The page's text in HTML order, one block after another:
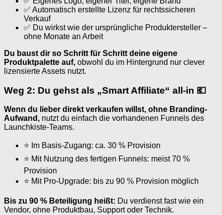
✅ Automatisch erstellte Lizenz für rechtssicheren
Verkauf
✅ Du wirkst wie der ursprüngliche Produktersteller –
ohne Monate an Arbeit
Du baust dir so Schritt für Schritt deine eigene
Produktpalette auf, obwohl du im Hintergrund nur clever
lizensierte Assets nutzt.
Weg 2: Du gehst als „Smart Affiliate“ all-in 💶
Wenn du lieber direkt verkaufen willst, ohne Branding-
Aufwand, nutzt du einfach die vorhandenen Funnels des
Launchkiste-Teams.
⭐ Im Basis-Zugang: ca. 30 % Provision
⭐ Mit Nutzung des fertigen Funnels: meist 70 %
Provision
⭐ Mit Pro-Upgrade: bis zu 90 % Provision möglich
Bis zu 90 % Beteiligung heißt: Du verdienst fast wie ein
Vendor, ohne Produktbau, Support oder Technik.